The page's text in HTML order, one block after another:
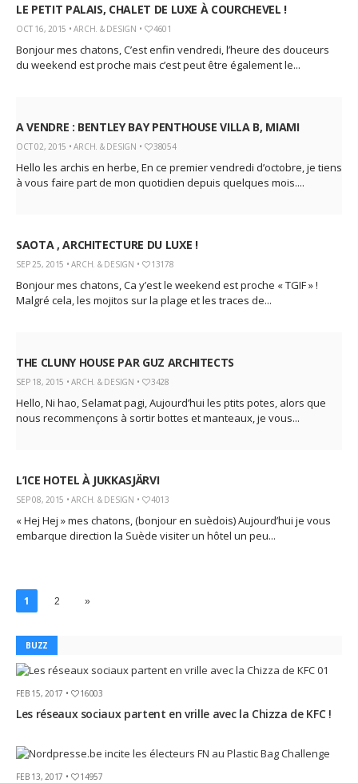
LE PETIT PALAIS, CHALET DE LUXE À COURCHEVEL !
OCT 16, 2015 •ARCH. & DESIGN • 4601
Bonjour mes chatons, C’est enfin vendredi, l’heure des douceurs
du weekend est proche mais c’est peut être également le...
A VENDRE : BENTLEY BAY PENTHOUSE VILLA B, MIAMI
OCT 02, 2015 •ARCH. & DESIGN • 38054
Hello les archis en herbe, En ce premier vendredi d’octobre, je tiens
à vous faire part de mon quotidien depuis quelques mois....
SAOTA , ARCHITECTURE DU LUXE !
SEP 25, 2015 •ARCH. & DESIGN • 13178
Bonjour mes chatons, Ca y’est le weekend est proche « TGIF » !
Malgré cela, les mojitos sur la plage et les traces de...
THE CLUNY HOUSE PAR GUZ ARCHITECTS
SEP 18, 2015 •ARCH. & DESIGN • 3428
Hello, Ni hao, Selamat pagi, Aujourd’hui les ptits potes, alors que
nous recommençons à sortir bottes et manteaux, je vous...
L’ICE HOTEL À JUKKASJÄRVI
SEP 08, 2015 •ARCH. & DESIGN • 4013
« Hej Hej » mes chatons, (bonjour en suèdois) Aujourd’hui je vous
embarque direction la Suède visiter un hôtel un peu...
1 2 »
BUZZ
FEB 15, 2017 • 16003
Les réseaux sociaux partent en vrille avec la Chizza de KFC !
FEB 13, 2017 • 14957